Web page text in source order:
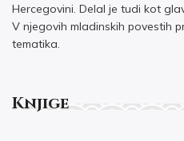
Hercegovini. Delal je tudi kot
V njegovih mladinskih povestih
tematika.
Knjige